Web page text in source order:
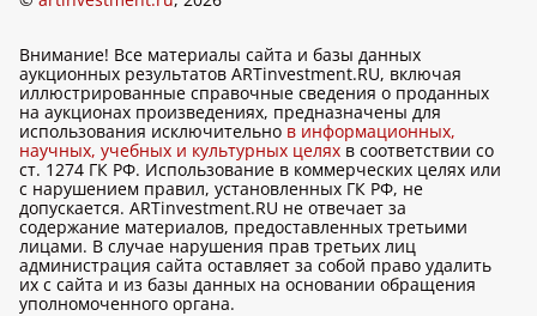
Внимание! Все материалы сайта и базы данных
аукционных результатов ARTinvestment.RU, включая
иллюстрированные справочные сведения о проданных
на аукционах произведениях, предназначены для
использования исключительно в информационных,
научных, учебных и культурных целях в соответствии со
ст. 1274 ГК РФ. Использование в коммерческих целях или
с нарушением правил, установленных ГК РФ, не
допускается. ARTinvestment.RU не отвечает за
содержание материалов, предоставленных третьими
лицами. В случае нарушения прав третьих лиц
администрация сайта оставляет за собой право удалить
их с сайта и из базы данных на основании обращения
уполномоченного органа.